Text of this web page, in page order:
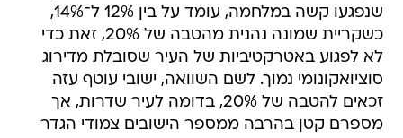
שנפגעו קשה במלחמה, עומד על בין 12% ל־14%,
כשקריית שמונה נהנית מהטבה של 20%, זאת כדי
לא לפגוע באטרקטיביות של העיר שסובלת מדירוג
סוציואקונומי נמוך. לשם השוואה, ישובי עוטף עזה
זכאים להטבה של 20%, בדומה לעיר שדרות, אך
מספרם קטן בהרבה ממספר הישובים צמודי הגדר